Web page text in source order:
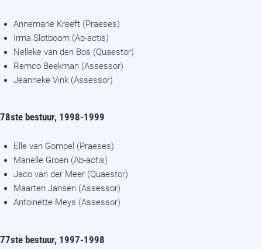
Annemarie Kreeft (Praeses)
Irma Slotboom (Ab-actis)
Nelleke van den Bos (Quaestor)
Remco Beekman (Assessor)
Jeanneke Vink (Assessor)
78ste bestuur, 1998-1999
Elle van Gompel (Praeses)
Mariëlle Groen (Ab-actis)
Jaco van der Meer (Quaestor)
Maarten Jansen (Assessor)
Antoinette Meys (Assessor)
77ste bestuur, 1997-1998